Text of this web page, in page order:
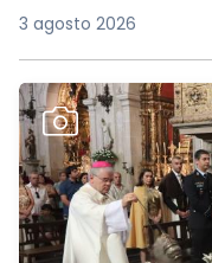
3 agosto 2026